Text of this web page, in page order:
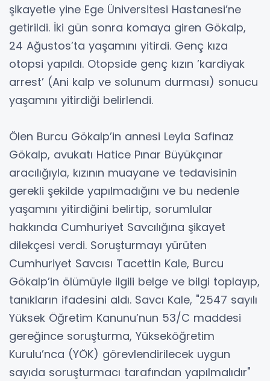
şikayetle yine Ege Üniversitesi Hastanesi’ne
getirildi. İki gün sonra komaya giren Gökalp,
24 Ağustos’ta yaşamını yitirdi. Genç kıza
otopsi yapıldı. Otopside genç kızın ’kardiyak
arrest’ (Ani kalp ve solunum durması) sonucu
yaşamını yitirdiği belirlendi.
Ölen Burcu Gökalp’in annesi Leyla Safinaz
Gökalp, avukatı Hatice Pınar Büyükçınar
aracılığıyla, kızının muayane ve tedavisinin
gerekli şekilde yapılmadığını ve bu nedenle
yaşamını yitirdiğini belirtip, sorumlular
hakkında Cumhuriyet Savcılığına şikayet
dilekçesi verdi. Soruşturmayı yürüten
Cumhuriyet Savcısı Tacettin Kale, Burcu
Gökalp’in ölümüyle ilgili belge ve bilgi toplayıp,
tanıkların ifadesini aldı. Savcı Kale, "2547 sayılı
Yüksek Öğretim Kanunu’nun 53/C maddesi
gereğince soruşturma, Yükseköğretim
Kurulu’nca (YÖK) görevlendirilecek uygun
sayıda soruşturmacı tarafından yapılmalıdır"